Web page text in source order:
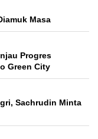
Masa
Progres
Green City
Sachrudin Minta